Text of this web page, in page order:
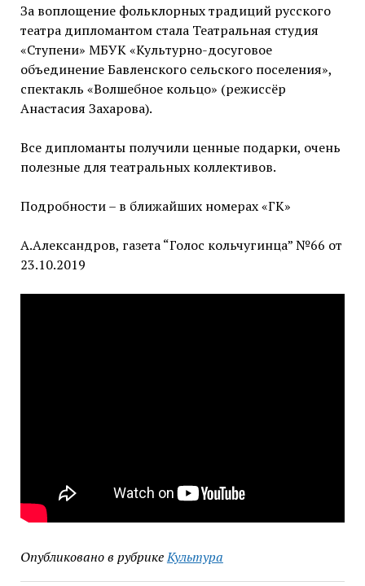
За воплощение фольклорных традиций русского
театра дипломантом стала Театральная студия
«Ступени» МБУК «Культурно-досуговое
объединение Бавленского сельского поселения»,
спектакль «Волшебное кольцо» (режиссёр
Анастасия Захарова).
Все дипломанты получили ценные подарки, очень
полезные для театральных коллективов.
Подробности – в ближайших номерах «ГК»
А.Александров, газета “Голос кольчугинца” №66 от
23.10.2019
Опубликовано в рубрикеКультура